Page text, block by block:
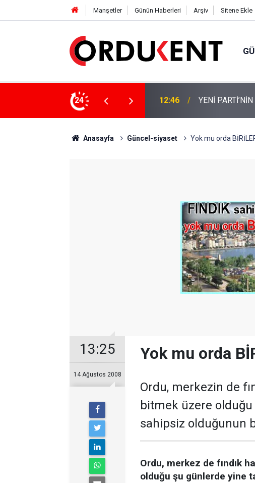
Manşetler Günün Haberleri Arşiv Sitene Ekle
24
KURUCU KADROSU AÇIKLANDI 12:22 YENİ PARTİ
Anasayfa Güncel-siyaset Yok mu orda
13:25
14 Ağustos 2008
Yok mu orda
Ordu, merkezin de
bitmek üzere
sahipsiz olduğunun
Ordu, merkez de fındık
olduğu şu günlerde yine